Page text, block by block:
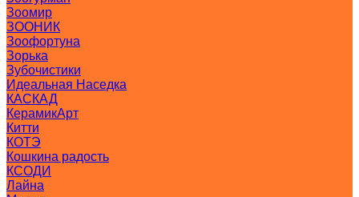
Зоомир
ЗООНИК
Зоофортуна
Зорька
Зубочистики
Идеальная Наседка
КАСКАД
КерамикАрт
Китти
КОТЭ
Кошкина радость
КСОДИ
Лайна